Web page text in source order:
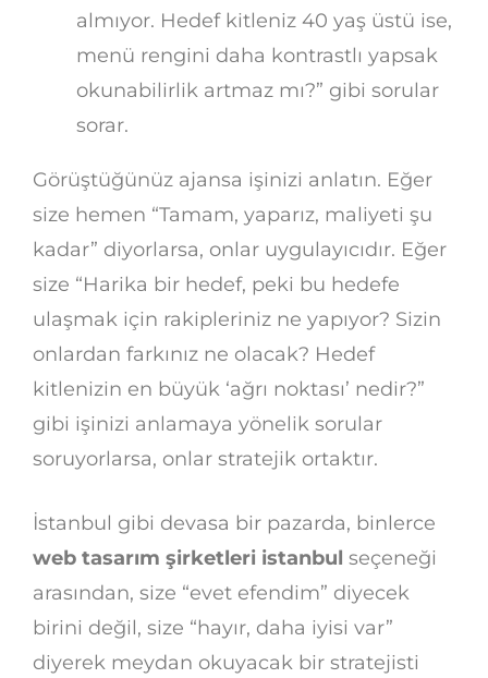
almıyor. Hedef kitleniz 40 yaş üstü ise,
menü rengini daha kontrastlı yapsak
okunabilirlik artmaz mı?” gibi sorular
sorar.
Görüştüğünüz ajansa işinizi anlatın. Eğer
size hemen “Tamam, yaparız, maliyeti şu
kadar” diyorlarsa, onlar uygulayıcıdır. Eğer
size “Harika bir hedef, peki bu hedefe
ulaşmak için rakipleriniz ne yapıyor? Sizin
onlardan farkınız ne olacak? Hedef
kitlenizin en büyük ‘ağrı noktası’ nedir?”
gibi işinizi anlamaya yönelik sorular
soruyorlarsa, onlar stratejik ortaktır.
İstanbul gibi devasa bir pazarda, binlerce
web tasarım şirketleri istanbul seçeneği
arasından, size “evet efendim” diyecek
birini değil, size “hayır, daha iyisi var”
diyerek meydan okuyacak bir stratejisti